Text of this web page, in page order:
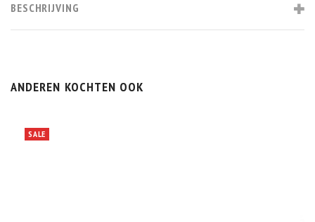
BESCHRIJVING
ANDEREN KOCHTEN OOK
SALE